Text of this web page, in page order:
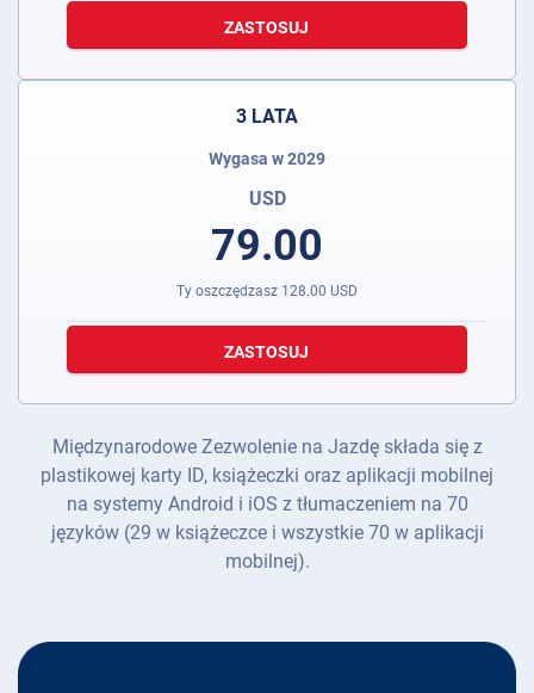
ZASTOSUJ
3 LATA
Wygasa w 2029
USD
79.00
Ty oszczędzasz 128.00 USD
ZASTOSUJ
Międzynarodowe Zezwolenie na Jazdę składa się z
plastikowej karty ID, książeczki oraz aplikacji mobilnej
na systemy Android i iOS z tłumaczeniem na 70
języków (29 w książeczce i wszystkie 70 w aplikacji
mobilnej).